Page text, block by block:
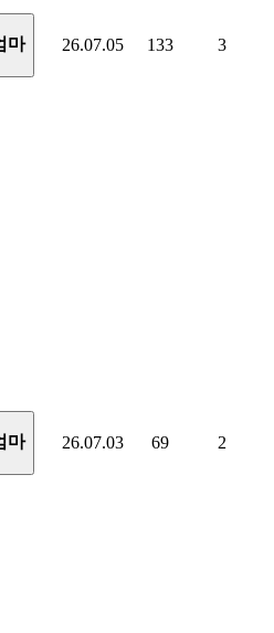
마 26.07.05 133 3
마 26.07.03 69 2